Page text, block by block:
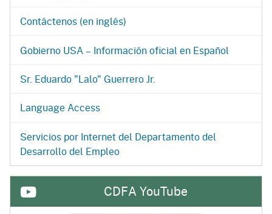
Contáctenos (en inglés)
Gobierno USA – Información oficial en Español
Sr. Eduardo "Lalo" Guerrero Jr.
Language Access
Servicios por Internet del Departamento del
Desarrollo del Empleo
CDFA YouTube